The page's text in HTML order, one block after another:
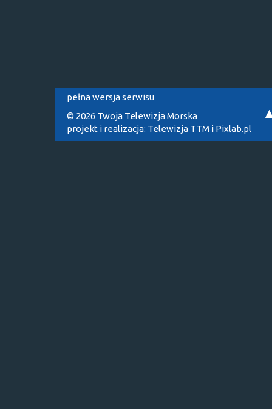
pełna wersja serwisu
© 2026 Twoja Telewizja Morska
projekt i realizacja: Telewizja TTM i Pixlab.pl